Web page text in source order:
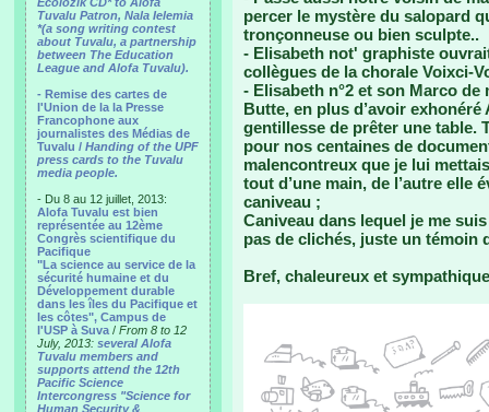
Tuvalu Patron, Nala Ielemia
*(a song writing contest
about Tuvalu, a partnership
between The Education
League and Alofa Tuvalu).
- Remise des cartes de
l'Union de la la Presse
Francophone aux
journalistes des Médias de
Tuvalu / Handing of the UPF
press cards to the Tuvalu
media people.
- Du 8 au 12 juillet, 2013:
Alofa Tuvalu est bien
représentée au 12ème
Congrès scientifique du
Pacifique
"La science au service de la
sécurité humaine et du
Développement durable
dans les îles du Pacifique et
les côtes", Campus de
l'USP à Suva / From 8 to 12
July, 2013: several Alofa
Tuvalu members and
supports attend the 12th
Pacific Science
Intercongress "Science for
Human Security &
percer le mystère du salopard
tronçonneuse ou bien sculpte..
- Elisabeth not' graphiste
collègues de la chorale Voixci-
- Elisabeth n°2 et son Marco
Butte, en plus d’avoir exhonéré
gentillesse de prêter une table.
pour nos centaines de
malencontreux que je lui
tout d’une main, de l’autre elle
caniveau ;
Caniveau dans lequel je me
pas de clichés, juste un
Bref, chaleureux et